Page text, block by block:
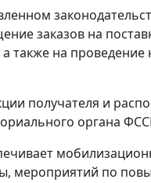
заказов на
также на проведение
получателя и
органа
мероприятий по